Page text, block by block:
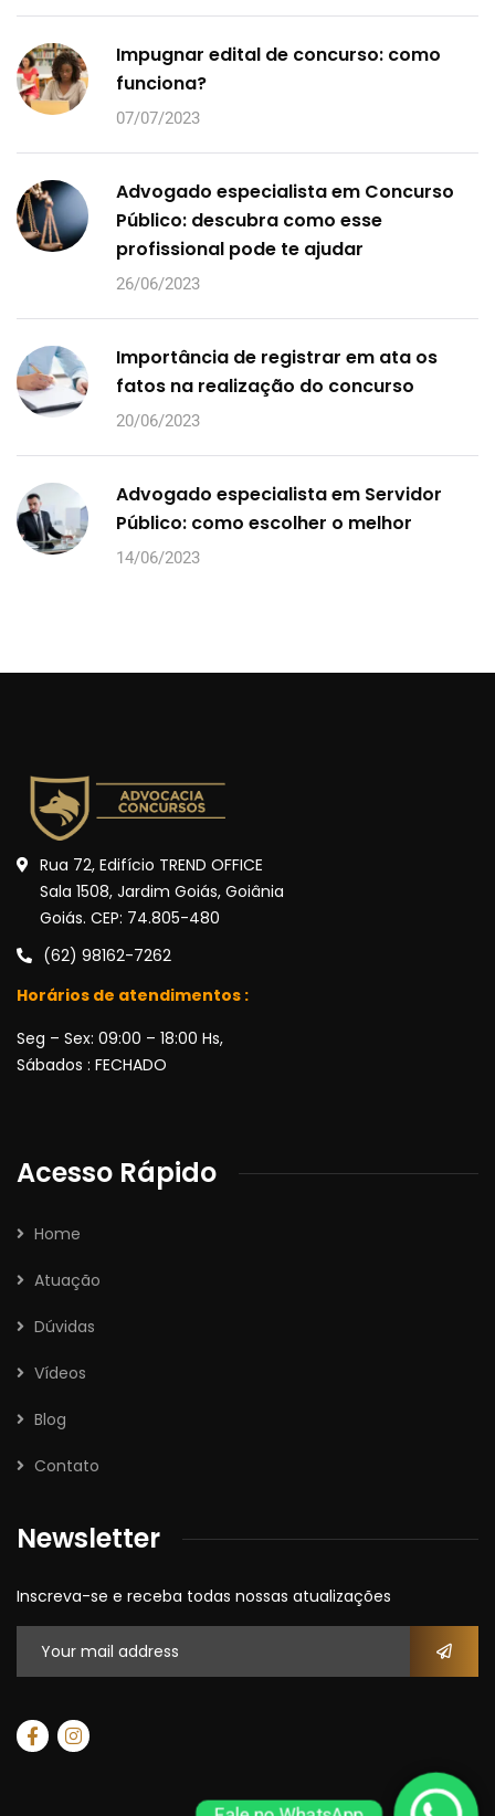
Impugnar edital de concurso: como
funciona?
07/07/2023
Advogado especialista em Concurso
Público: descubra como esse
profissional pode te ajudar
26/06/2023
Importância de registrar em ata os
fatos na realização do concurso
20/06/2023
Advogado especialista em Servidor
Público: como escolher o melhor
14/06/2023
Rua 72, Edifício TREND OFFICE
Sala 1508, Jardim Goiás, Goiânia
Goiás. CEP: 74.805-480
(62) 98162-7262
Horários de atendimentos :
Seg – Sex: 09:00 – 18:00 Hs,
Sábados : FECHADO
Acesso Rápido
Home
Atuação
Dúvidas
Vídeos
Blog
Contato
Newsletter
Inscreva-se e receba todas nossas atualizações